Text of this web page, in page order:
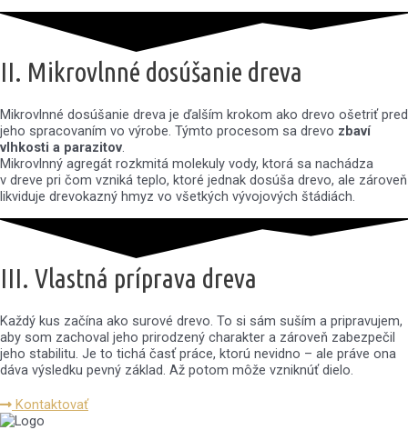
II. Mikrovlnné dosúšanie dreva
Mikrovlnné dosúšanie dreva je ďalším krokom ako drevo ošetriť pred
jeho spracovaním vo výrobe. Týmto procesom sa drevo zbaví
vlhkosti a parazitov.
Mikrovlnný agregát rozkmitá molekuly vody, ktorá sa nachádza
v dreve pri čom vzniká teplo, ktoré jednak dosúša drevo, ale zároveň
likviduje drevokazný hmyz vo všetkých vývojových štádiách.
III. Vlastná príprava dreva
Každý kus začína ako surové drevo. To si sám suším a pripravujem,
aby som zachoval jeho prirodzený charakter a zároveň zabezpečil
jeho stabilitu. Je to tichá časť práce, ktorú nevidno – ale práve ona
dáva výsledku pevný základ. Až potom môže vzniknúť dielo.
Kontaktovať